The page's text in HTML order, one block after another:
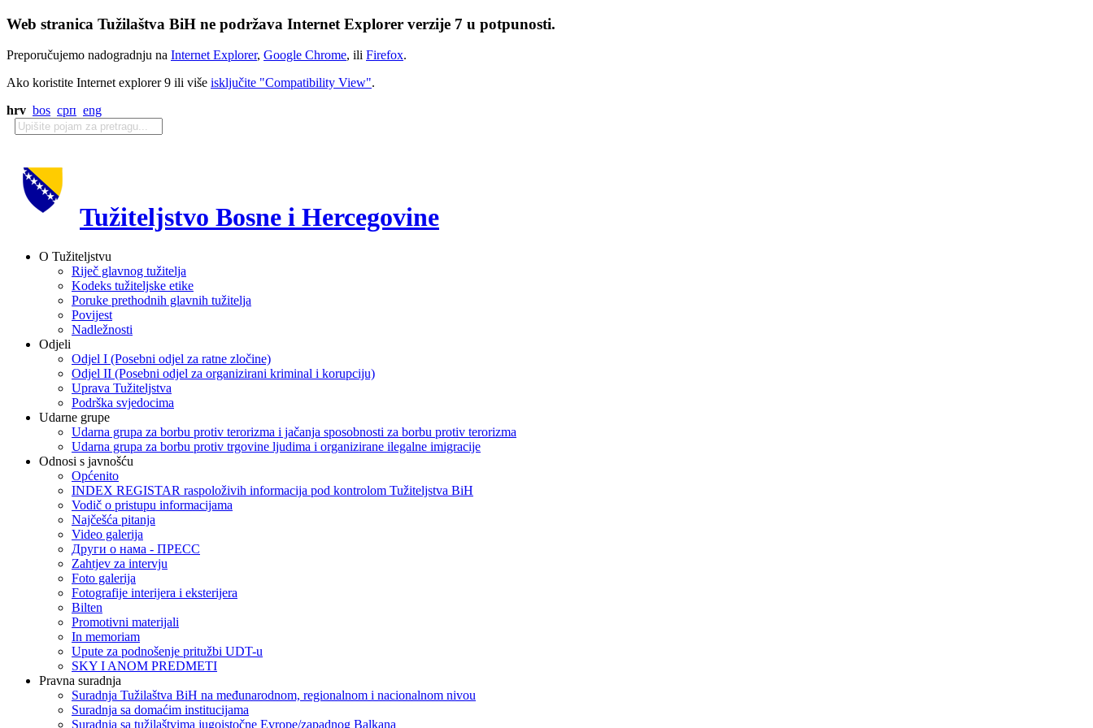
Web stranica Tužilaštva BiH ne podržava Internet Explorer verzije 7 u potpunosti.
Preporučujemo nadogradnju na Internet Explorer, Google Chrome, ili Firefox.
Ako koristite Internet explorer 9 ili više isključite "Compatibility View".
hrv bos срп eng
Tužiteljstvo Bosne i Hercegovine
O Tužiteljstvu
Riječ glavnog tužitelja
Kodeks tužiteljske etike
Poruke prethodnih glavnih tužitelja
Povijest
Nadležnosti
Odjeli
Odjel I (Posebni odjel za ratne zločine)
Odjel II (Posebni odjel za organizirani kriminal i korupciju)
Uprava Tužiteljstva
Podrška svjedocima
Udarne grupe
Udarna grupa za borbu protiv terorizma i jačanja sposobnosti za borbu protiv terorizma
Udarna grupa za borbu protiv trgovine ljudima i organizirane ilegalne imigracije
Odnosi s javnošću
Općenito
INDEX REGISTAR raspoloživih informacija pod kontrolom Tužiteljstva BiH
Vodič o pristupu informacijama
Najčešća pitanja
Video galerija
Други о нама - ПРЕСC
Zahtjev za intervju
Foto galerija
Fotografije interijera i eksterijera
Bilten
Promotivni materijali
In memoriam
Upute za podnošenje pritužbi UDT-u
SKY I ANOM PREDMETI
Pravna suradnja
Suradnja Tužilaštva BiH na međunarodnom, regionalnom i nacionalnom nivou
Suradnja sa domaćim institucijama
Suradnja sa tužilaštvima jugoistočne Evrope/zapadnog Balkana